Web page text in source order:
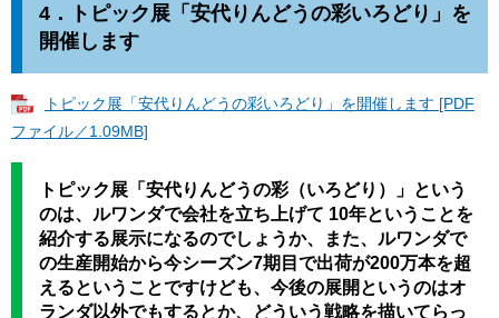
4．
トピック展「安代りんどうの彩いろどり」を
開催します
トピック展「安代りんどうの彩いろどり」を開催します [PDF
ファイル／1.09MB]
トピック展「安代りんどうの彩（いろどり）」という
のは、ルワンダで会社を立ち上げて 10年ということを
紹介する展示になるのでしょうか、また、ルワンダで
の生産開始から今シーズン7期目で出荷が200万本を超
えるということですけども、今後の展開というのはオ
ランダ以外でもするとか、どういう戦略を描いてらっ